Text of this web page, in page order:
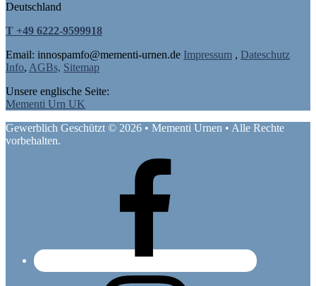
Deutschland
T +49 6222-9599918
Email: innospamfo@mementi-urnen.de Impressum , Dateschutz
Info, AGBs, Sitemap
Unsere englische Seite:
Mementi Urn UK
Gewerblich Geschützt © 2026 • Mementi Urnen • Alle Rechte
vorbehalten.